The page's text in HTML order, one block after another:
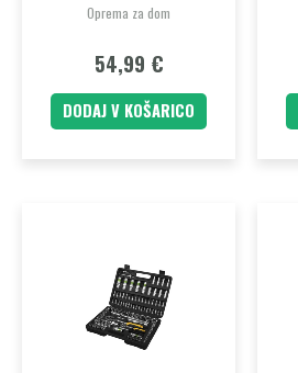
Oprema za dom
54,99 €
DODAJ V KOŠARICO